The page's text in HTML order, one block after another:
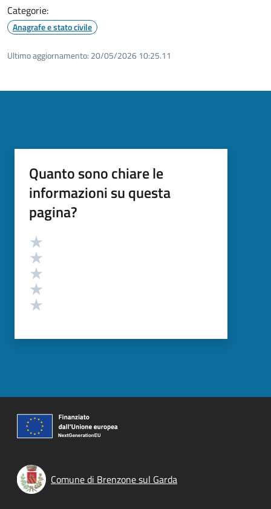
Categorie:
Anagrafe e stato civile
Ultimo aggiornamento: 20/05/2026 10:25.11
Quanto sono chiare le
informazioni su questa
pagina?
Valutazione
Comune di Brenzone sul Garda